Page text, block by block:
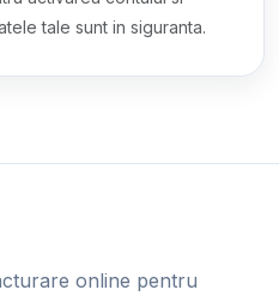
tale sunt in siguranta.
online pentru